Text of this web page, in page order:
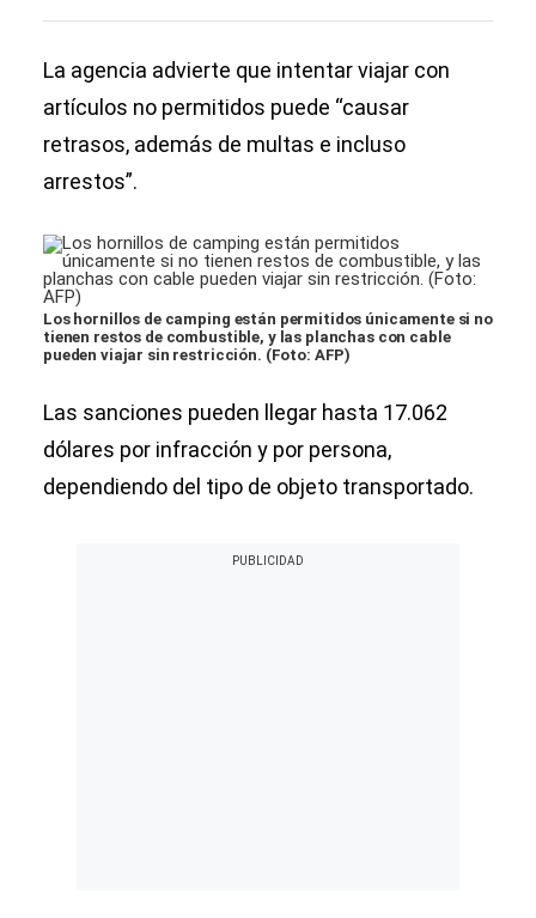
La agencia advierte que intentar viajar con
artículos no permitidos puede “causar
retrasos, además de multas e incluso
arrestos”.
Los hornillos de camping están permitidos únicamente si no
tienen restos de combustible, y las planchas con cable
pueden viajar sin restricción. (Foto: AFP)
Las sanciones pueden llegar hasta 17.062
dólares por infracción y por persona,
dependiendo del tipo de objeto transportado.